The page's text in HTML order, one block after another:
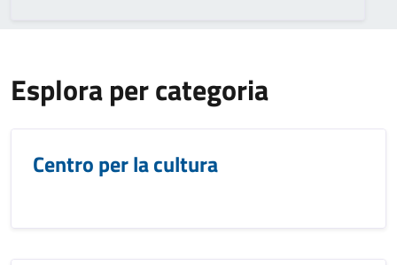
Esplora per categoria
Centro per la cultura